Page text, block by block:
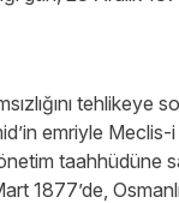
tehlikeye
emriyle Meclis-
taahhüdüne
1877’de,